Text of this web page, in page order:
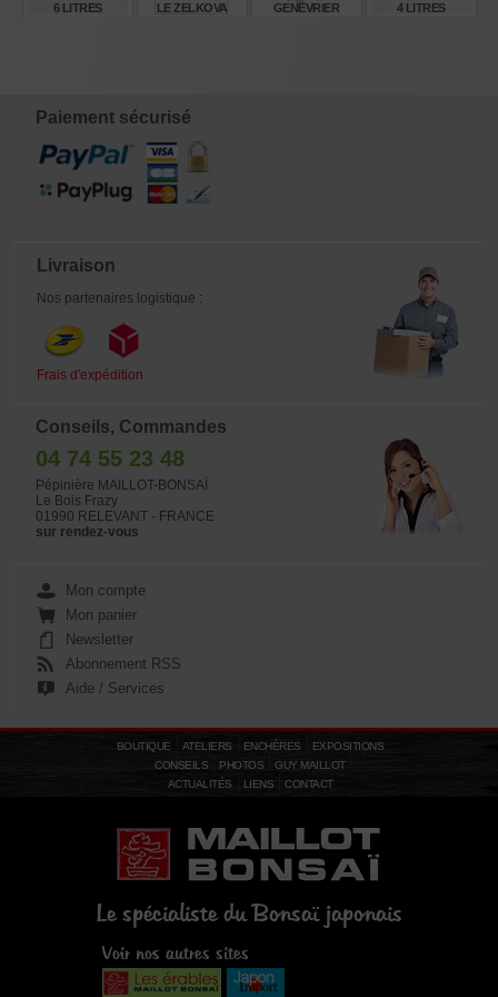
6 LITRES
LE ZELKOVA
GENEVRIER
4 LITRES
Paiement sécurisé
Livraison
Nos partenaires logistique :
Frais d'expédition
Conseils, Commandes
04 74 55 23 48
Pépinière MAILLOT-BONSAÏ
Le Bois Frazy
01990 RELEVANT - FRANCE
sur rendez-vous
Mon compte
Mon panier
Newsletter
Abonnement RSS
Aide / Services
BOUTIQUE ATELIERS ENCHÈRES
EXPOSITIONS
CONSEILS
PHOTOS
GUY MAILLOT
ACTUALITÉS
LIENS CONTACT
Le spécialiste du Bonsaï japonais
Voir nos autres sites